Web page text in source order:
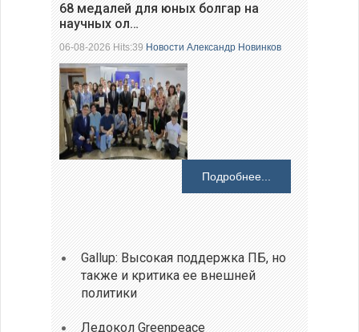
68 медалей для юных болгар на
научных ол…
06-08-2026 Hits:39Новости Александр Новинков
Подробнее...
Gallup: Высокая поддержка ПБ, но
также и критика ее внешней
политики
Ледокол Greenpeace